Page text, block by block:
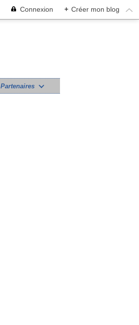
Connexion + Créer mon blog
Partenaires